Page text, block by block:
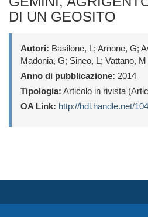
DI UN GEOSITO
Autori: Basilone, L; Arnone, G;
Madonia, G; Sineo, L; Vattano, M
Anno di pubblicazione: 2014
Tipologia: Articolo in rivista
OA Link: http://hdl.handle.net/